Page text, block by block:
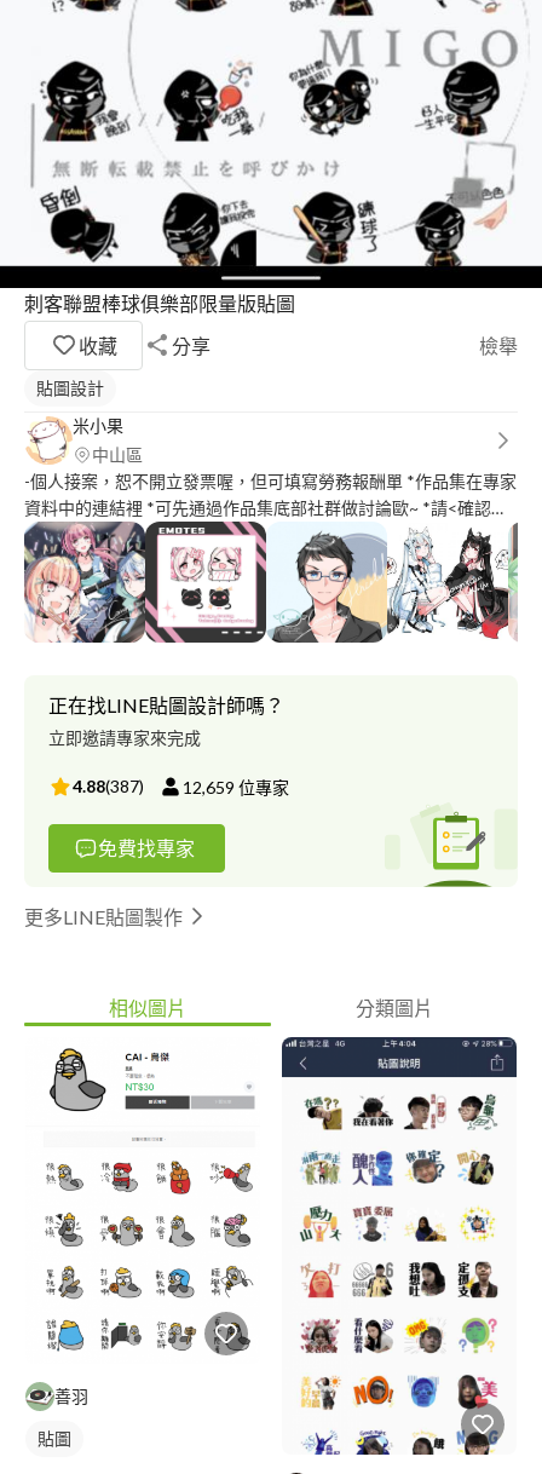
刺客聯盟棒球俱樂部限量版貼圖
收藏
分享 檢舉
貼圖設計
米小果
中山區
-個人接案，恕不開立發票喔，但可填寫勞務報酬單 *作品集在專家
資料中的連結裡 *可先通過作品集底部社群做討論歐~ *請<確認風
格>及預算後，再從這邊做聯繫 委託需求表單:
https://forms.gle/wrFQw2oqc249PpVU6 主要聯繫方
式:********/Line/IG 可私訊或寄信發案歐，也可以填寫以上
Google表單 收到需求後便會報價給您~ 承接過的委託類型: 人物動
物Q版 / 角色設計 / 立繪(可加拆件) / 二、三視圖 / 完整彩圖 / 各式
OK 付款方式 : 匯款、現金(袋)、信用卡、PayPal、超商代碼（信用
卡、PayPal、超商代碼須由委託/發案方負擔手續費) 曾創作同人誌
於國內大小同人展(FF、CWT等等)展出 ​並參與各式比賽 希望可以
參與各種工作與案子 謝謝! 特別案例: -擔任Youtuber-罐子Na <流
光記>翻唱曲繪 -2022-10月: 負責電視節目"女人我最大"人物插畫 -
負責Vtuber熊貓&直播主蝦蝦 人物設計與插畫 -負責Vtuber安祈人
物設計與插畫
正在找LINE貼圖設計師嗎？
立即邀請專家來完成
4.88(387) 12,659 位專家
免費找專家
更多LINE貼圖製作
相似圖片 分類圖片
善羽
貼圖